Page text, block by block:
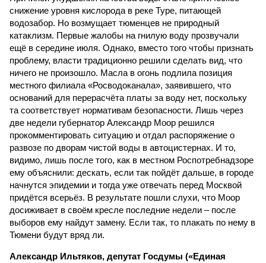
снижение уровня кислорода в реке Туре, питающей
водозабор. Но возмущает тюменцев не природный
катаклизм. Первые жалобы на гнилую воду прозвучали
ещё в середине июля. Однако, вместо того чтобы признать
проблему, власти традиционно решили сделать вид, что
ничего не произошло. Масла в огонь подлила позиция
местного филиала «Росводоканала», заявившего, что
оснований для перерасчёта платы за воду нет, поскольку
та соответствует нормативам безопасности. Лишь через
две недели губернатор Александр Моор решился
прокомментировать ситуацию и отдал распоряжение о
развозе по дворам чистой воды в автоцистернах. И то,
видимо, лишь после того, как в местном Роспотребнадзоре
ему объяснили: дескать, если так пойдёт дальше, в городе
начнутся эпидемии и тогда уже отвечать перед Москвой
придётся всерьёз. В результате пошли слухи, что Моор
досиживает в своём кресле последние недели – после
выборов ему найдут замену. Если так, то плакать по нему в
Тюмени будут вряд ли.
Александр Ильтяков, депутат Госдумы («Единая